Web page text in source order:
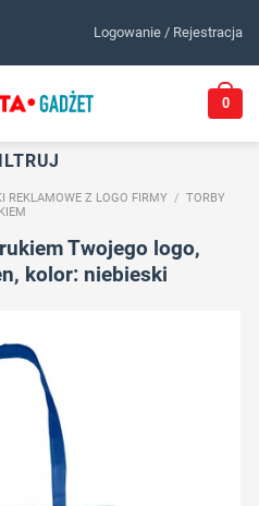
Logowanie / Rejestracja
0
REKLAMOWE Z LOGO FIRMY / TORBY
Twojego logo,
kolor: niebieski